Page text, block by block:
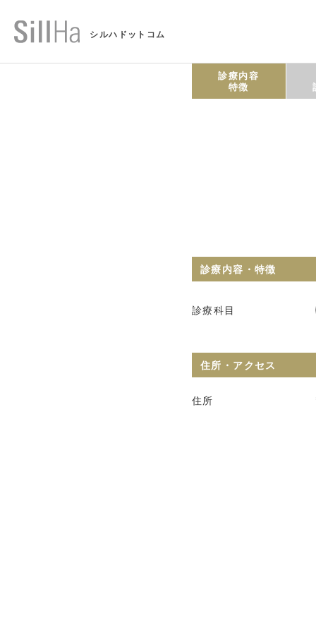
シルハドットコム
診療内容
特徴
診療内容・特徴
診療科目
住所・アクセス
住所